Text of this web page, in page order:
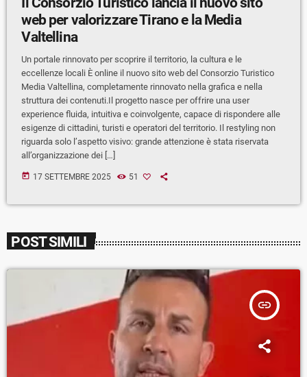
web per valorizzare Tirano e la Media
Valtellina
Un portale rinnovato per scoprire il territorio, la cultura e le
eccellenze locali È online il nuovo sito web del Consorzio Turistico
Media Valtellina, completamente rinnovato nella grafica e nella
struttura dei contenuti.Il progetto nasce per offrire una user
experience fluida, intuitiva e coinvolgente, capace di rispondere alle
esigenze di cittadini, turisti e operatori del territorio. Il restyling non
riguarda solo l’aspetto visivo: grande attenzione è stata riservata
all’organizzazione dei […]
today 17 SETTEMBRE 2025 51
POST SIMILI
insert_link